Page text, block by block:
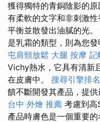
獲得獨特的青銅陰影的原
有柔軟的文字和非刺激
平衡並散發出油膩的光
是乳霜的類型，則為您
屯肩頸放鬆 大腿 按摩 記
Vichy熱水，它具有清新
在皮膚中。 搜尋引擎排名
饋不斷開發其產品，提供
台中 外燴 推薦 考慮到高
產品時膚色是一個重要的